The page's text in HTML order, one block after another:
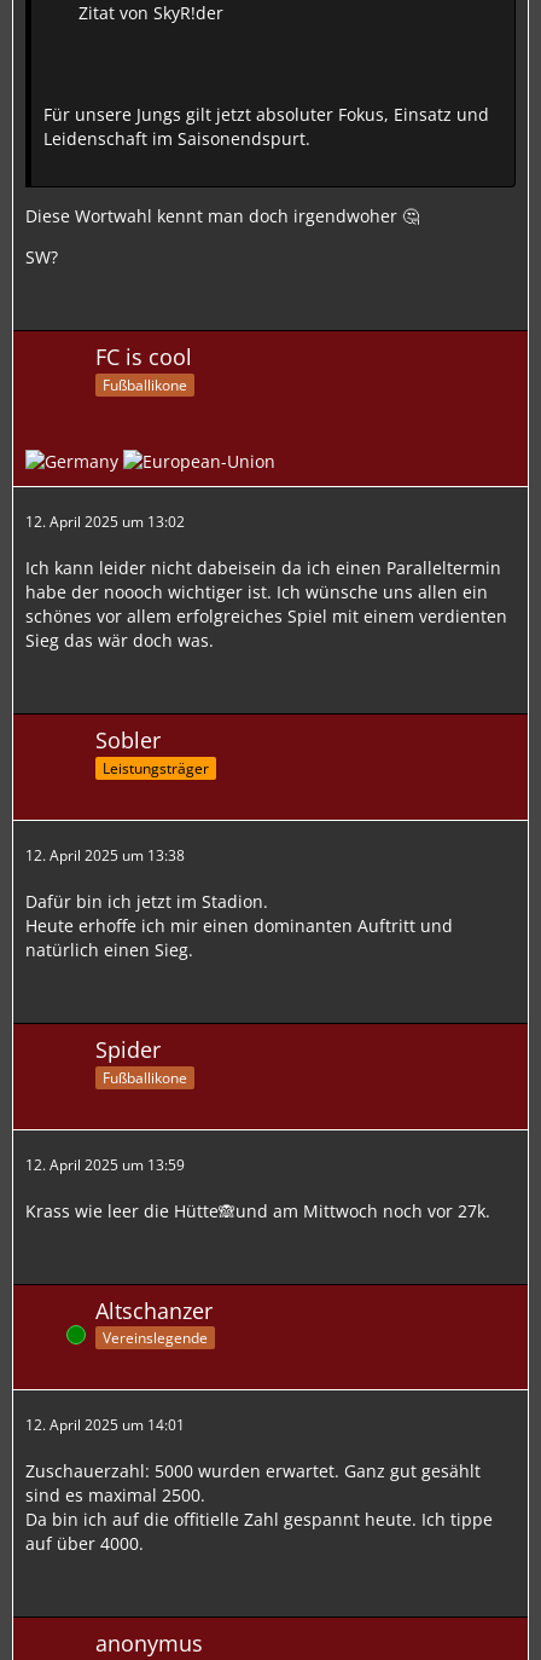
Zitat von SkyR!der
Für unsere Jungs gilt jetzt absoluter Fokus, Einsatz und
Leidenschaft im Saisonendspurt.
Diese Wortwahl kennt man doch irgendwoher 🤔
SW?
FC is cool
Fußballikone
12. April 2025 um 13:02
Ich kann leider nicht dabeisein da ich einen Paralleltermin
habe der noooch wichtiger ist. Ich wünsche uns allen ein
schönes vor allem erfolgreiches Spiel mit einem verdienten
Sieg das wär doch was.
Sobler
Leistungsträger
12. April 2025 um 13:38
Dafür bin ich jetzt im Stadion.
Heute erhoffe ich mir einen dominanten Auftritt und
natürlich einen Sieg.
Spider
Fußballikone
12. April 2025 um 13:59
Krass wie leer die Hütte🙈und am Mittwoch noch vor 27k.
Online
Altschanzer
Vereinslegende
12. April 2025 um 14:01
Zuschauerzahl: 5000 wurden erwartet. Ganz gut gesählt
sind es maximal 2500.
Da bin ich auf die offitielle Zahl gespannt heute. Ich tippe
auf über 4000.
anonymus